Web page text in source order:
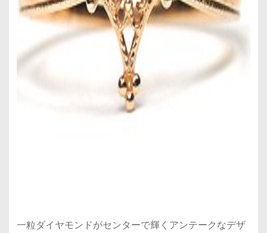
一粒ダイヤモンドがセンターで輝くアンテークなデザ